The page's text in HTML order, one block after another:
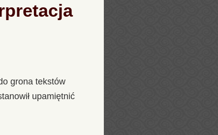
grona tekstów
upamiętnić